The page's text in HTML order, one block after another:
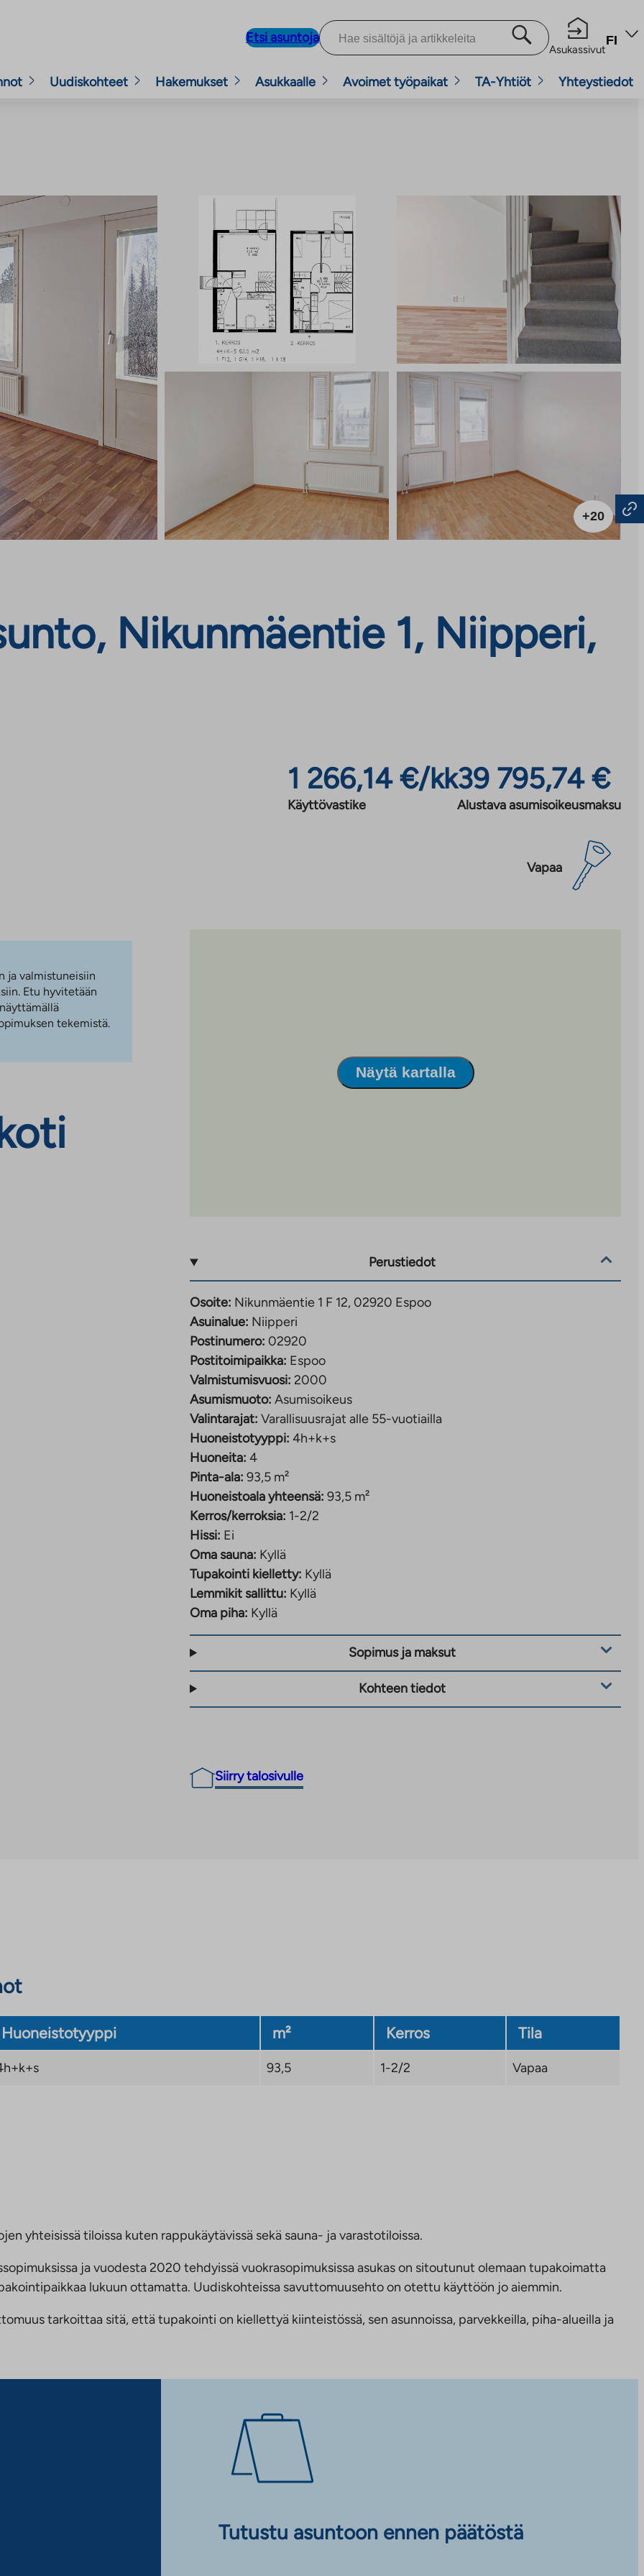
Etsi asuntoja
Asukassivut
FI
Uudiskohteet Hakemukset Asukkaalle Avoimet työpaikat TA-Yhtiöt Yhteystiedot
+20
Nikunmäentie 1, Niipperi,
1 266,14 €/kk
Käyttövastike
39 795,74 €
Alustava asumisoikeusmaksu
Vapaa
ja valmistuneisiin
Etu hyvitetään
tekemistä.
kahdessa
on käynti
tai viettää
jälkeen on
lisää se,
arjen sujuvuutta.
muodostama
Näytä kartalla
Perustiedot
Osoite: Nikunmäentie 1 F 12, 02920 Espoo
Asuinalue: Niipperi
Postinumero: 02920
Postitoimipaikka: Espoo
Valmistumisvuosi: 2000
Asumismuoto: Asumisoikeus
Valintarajat: Varallisuusrajat alle 55-vuotiailla
Huoneistotyyppi: 4h+k+s
Huoneita: 4
Pinta-ala: 93,5 m²
Huoneistoala yhteensä: 93,5 m²
Kerros/kerroksia: 1-2/2
Hissi: Ei
Oma sauna: Kyllä
Tupakointi kielletty: Kyllä
Lemmikit sallittu: Kyllä
Oma piha: Kyllä
Sopimus ja maksut
Kohteen tiedot
Siirry talosivulle
Huoneistotyyppi m² Kerros Tila
93,5 1-2/2 Vapaa
yhteisissä tiloissa kuten rappukäytävissä sekä sauna- ja varastotiloissa.
ja vuodesta 2020 tehdyissä vuokrasopimuksissa asukas on sitoutunut olemaan tupakoimatta
lukuun ottamatta. Uudiskohteissa savuttomuusehto on otettu käyttöön jo aiemmin.
tarkoittaa sitä, että tupakointi on kiellettyä kiinteistössä, sen asunnoissa, parvekkeilla, piha-alueilla ja
Tutustu asuntoon ennen päätöstä